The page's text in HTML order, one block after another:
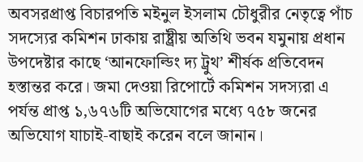
অবসরপ্রাপ্ত বিচারপতি মইনুল ইসলাম চৌধুরীর নেতৃত্বে পাঁচ
সদস্যের কমিশন ঢাকায় রাষ্ট্রীয় অতিথি ভবন যমুনায় প্রধান
উপদেষ্টার কাছে ‘আনফোল্ডিং দ্য ট্রুথ’ শীর্ষক প্রতিবেদন
হস্তান্তর করে। জমা দেওয়া রিপোর্টে কমিশন সদস্যরা এ
পর্যন্ত প্রাপ্ত ১,৬৭৬টি অভিযোগের মধ্যে ৭৫৮ জনের
অভিযোগ যাচাই-বাছাই করেন বলে জানান।